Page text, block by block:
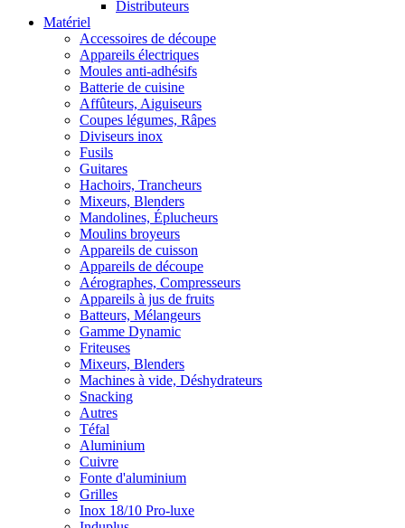
Distributeurs
Matériel
Accessoires de découpe
Appareils électriques
Moules anti-adhésifs
Batterie de cuisine
Affûteurs, Aiguiseurs
Coupes légumes, Râpes
Diviseurs inox
Fusils
Guitares
Hachoirs, Trancheurs
Mixeurs, Blenders
Mandolines, Éplucheurs
Moulins broyeurs
Appareils de cuisson
Appareils de découpe
Aérographes, Compresseurs
Appareils à jus de fruits
Batteurs, Mélangeurs
Gamme Dynamic
Friteuses
Mixeurs, Blenders
Machines à vide, Déshydrateurs
Snacking
Autres
Téfal
Aluminium
Cuivre
Fonte d'aluminium
Grilles
Inox 18/10 Pro-luxe